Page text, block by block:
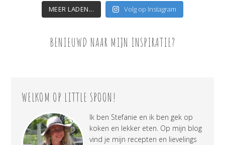
MEER LADEN... Volg op Instagram
BENIEUWD NAAR MIJN INSPIRATIE?
WELKOM OP LITTLE SPOON!
Ik ben Stefanie en ik ben gek op
koken en lekker eten. Op mijn blog
vind je mijn recepten en lievelings